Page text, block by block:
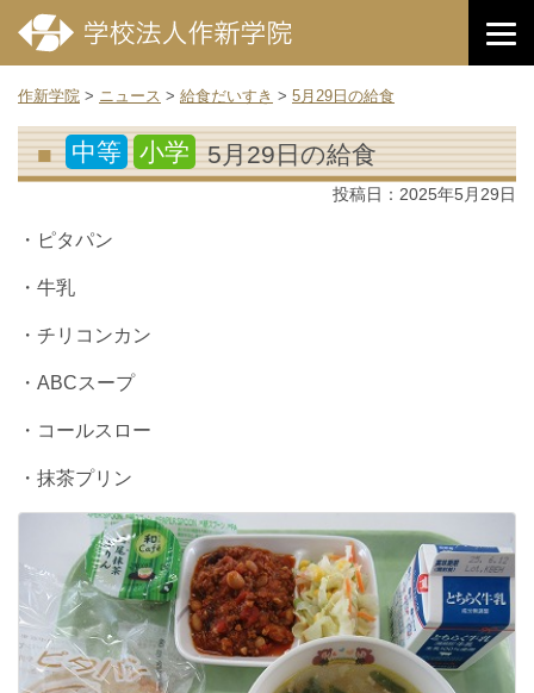
作新学院 > ニュース > 給食だいすき > 5月29日の給食
中等 小学 5月29日の給食
投稿日： 2025年5月29日
・ピタパン
・牛乳
・チリコンカン
・ABCスープ
・コールスロー
・抹茶プリン